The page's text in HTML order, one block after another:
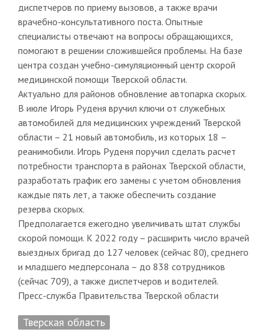
диспетчеров по приему вызовов, а также врачи
врачебно-консультативного поста. Опытные
специалисты отвечают на вопросы обращающихся,
помогают в решении сложившейся проблемы. На базе
центра создан учебно-симуляционный центр скорой
медицинской помощи Тверской области.
Актуально для районов обновление автопарка скорых.
В июле Игорь Руденя вручил ключи от служебных
автомобилей для медицинских учреждений Тверской
области – 21 новый автомобиль, из которых 18 –
реанимобили. Игорь Руденя поручил сделать расчет
потребности транспорта в районах Тверской области,
разработать график его замены с учетом обновления
каждые пять лет, а также обеспечить создание
резерва скорых.
Предполагается ежегодно увеличивать штат службы
скорой помощи. К 2022 году – расширить число врачей
выездных бригад до 127 человек (сейчас 80), среднего
и младшего медперсонала – до 838 сотрудников
(сейчас 709), а также диспетчеров и водителей.
Пресс-служба Правительства Тверской области
Тверская область